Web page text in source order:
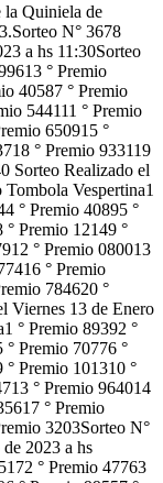
la Quiniela de
N° 3678
a hs 11:30Sorteo
° Premio
40587 ° Premio
544111 ° Premio
650915 °
° Premio 933119
Sorteo Realizado el
Vespertina1
° Premio 40895 °
° Premio 12149 °
° Premio 080013
° Premio
784620 °
Viernes 13 de Enero
° Premio 89392 °
° Premio 70776 °
Premio 101310 °
° Premio 964014
° Premio
3203Sorteo N°
2023 a hs
° Premio 47763